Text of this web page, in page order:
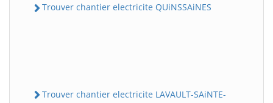
Trouver chantier electricite QUiNSSAiNES
Trouver chantier electricite LAVAULT-SAiNTE-